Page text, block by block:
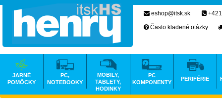
eshop@itsk.sk
Často kladené otázky
JARNÉ
POMÔCKY
PC,
NOTEBOOKY
MOBILY,
TABLETY,
HODINKY
PC
KOMPONENTY
PERIFÉRIE